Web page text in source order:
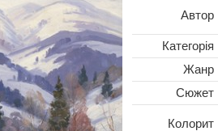
Автор
Категорія
Жанр
Сюжет
Колорит